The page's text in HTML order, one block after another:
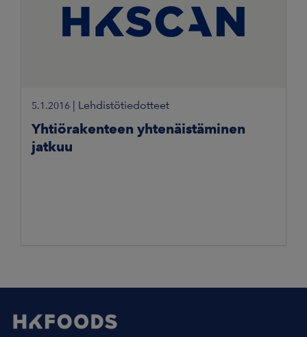
5.1.2016 Lehdistötiedotteet
Yhtiörakenteen yhtenäistäminen
jatkuu